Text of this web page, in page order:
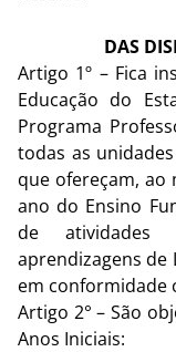
DAS
Artigo 1º – Fica
Educação do
Programa
todas as
que ofereçam, ao
ano do Ensino
de atividades
aprendizagens de
em conformidade
Artigo 2° – São
Anos Iniciais: